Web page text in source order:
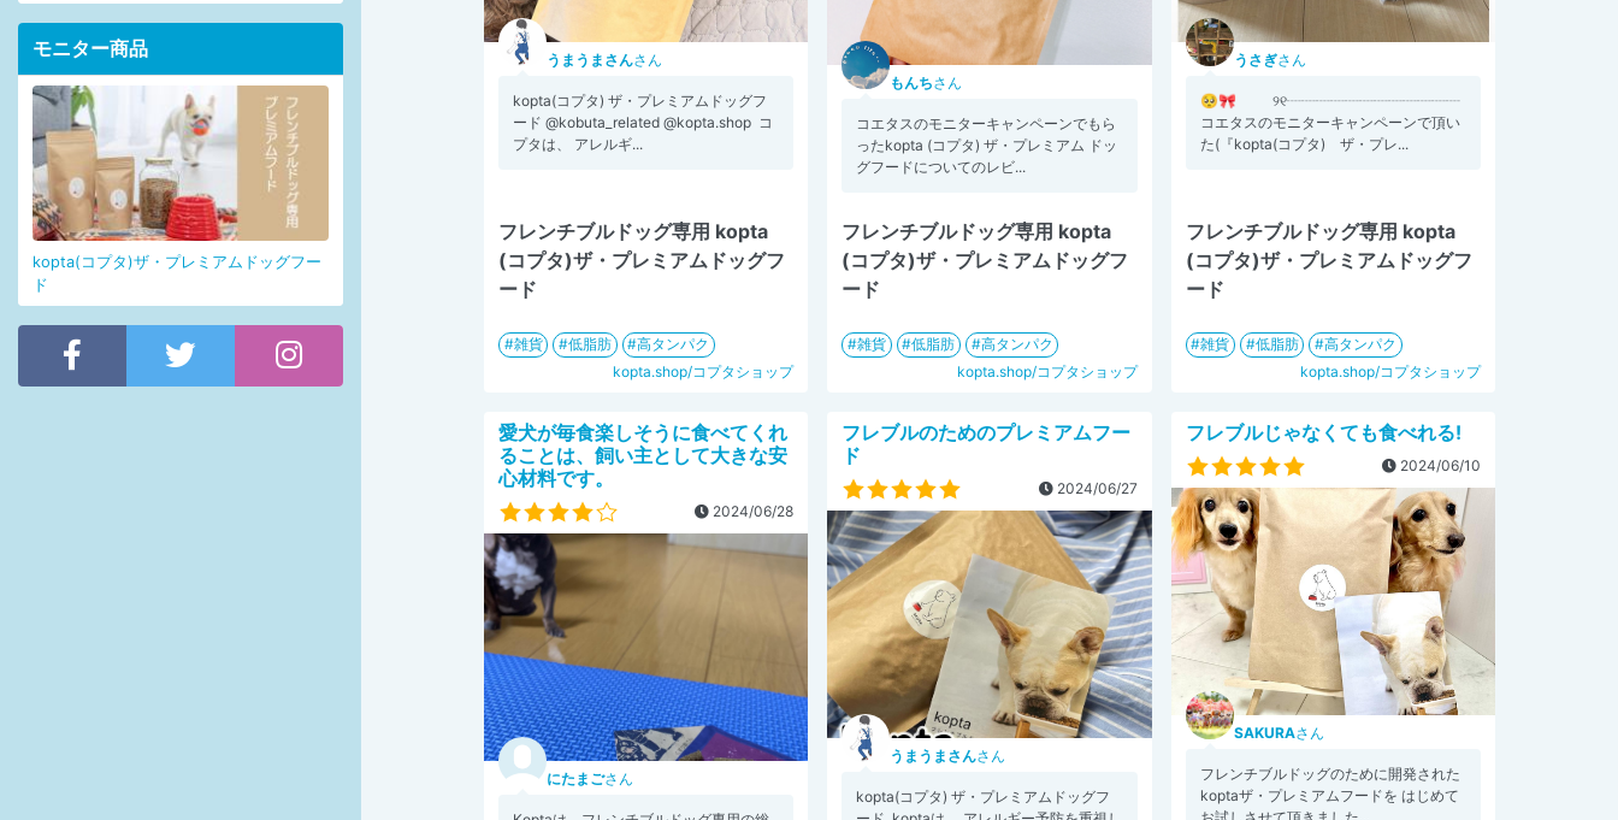
うまうまさんさん
kopta(コプタ) ザ・プレミアムドッグフ
ード @kobuta_related @kopta.shop ⁡ コ
プタは、 アレルギ...
フレンチブルドッグ専用 kopta
(コプタ)ザ・プレミアムドッグフ
ード
雑貨 低脂肪
高タンパク
kopta.shop/コプタショップ
もんちさん
コエタスのモニターキャンペーンでもら
ったkopta (コプタ) ザ・プレミアム ドッ
グフードについてのレビ...
フレンチブルドッグ専用 kopta
(コプタ)ザ・プレミアムドッグフ
ード
雑貨 低脂肪
高タンパク
kopta.shop/コプタショップ
うさぎさん
🥺🎀 ୨୧┈┈┈┈┈┈┈┈┈┈┈┈
コエタスのモニターキャンペーンで頂い
た(『kopta(コプタ) ザ・プレ...
フレンチブルドッグ専用 kopta
(コプタ)ザ・プレミアムドッグフ
ード
雑貨 低脂肪
高タンパク
kopta.shop/コプタショップ
愛犬が毎食楽しそうに食べてくれ
ることは、飼い主として大きな安
心材料です。
2024/06/28
にたまごさん
フレブルのためのプレミアムフー
ド
2024/06/27
うまうまさんさん
kopta(コプタ) ザ・プレミアムドッグフ
フレブルじゃなくても食べれる!
2024/06/10
SAKURAさん
フレンチブルドッグのために開発された
koptaザ・プレミアムフードを はじめて
モニター商品
kopta(コプタ)ザ・プレミアムドッグフー
ド